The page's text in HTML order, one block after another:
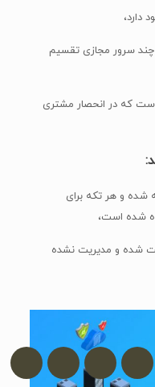
دارد،
چند سرور مجازی تقسیم
که در انحصار مشتری
شده و هر تکه برای
شده است،
شده و مدیریت نشده